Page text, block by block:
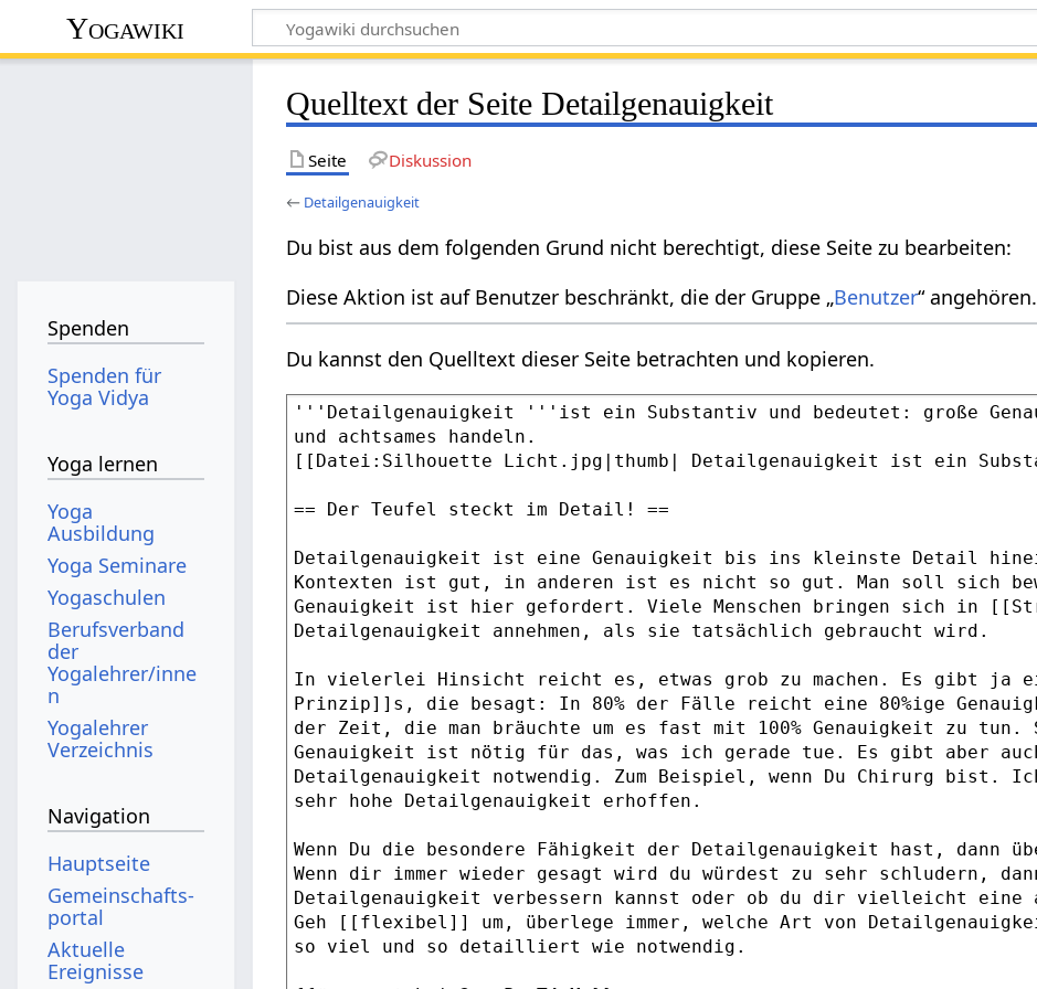
Yogawiki
Quelltext der Seite Detailgenauigkeit
Seite Diskussion
← Detailgenauigkeit
Du bist aus dem folgenden Grund nicht berechtigt, diese Seite zu bearbeiten:
Diese Aktion ist auf Benutzer beschränkt, die der Gruppe „Benutzer“ angehören.
Du kannst den Quelltext dieser Seite betrachten und kopieren.
Spenden
Spenden für
Yoga Vidya
Yoga lernen
Yoga
Ausbildung
Yoga Seminare
Yogaschulen
Berufsverband
der
Yogalehrer/inne
n
Yogalehrer
Verzeichnis
Navigation
Hauptseite
Gemeinschafts­
portal
Aktuelle
Ereignisse